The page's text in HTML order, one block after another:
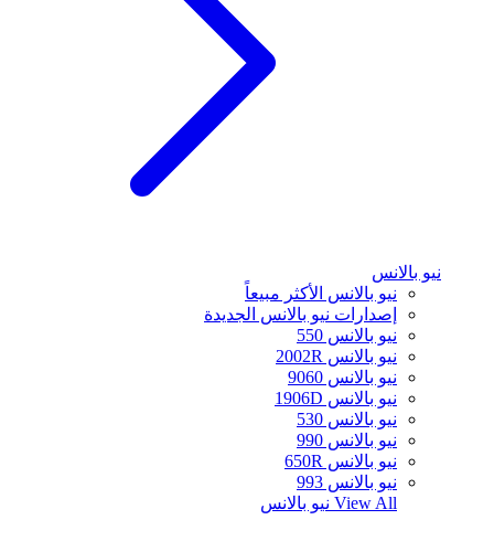
نيو بالانس
نيو بالانس الأكثر مبيعاً
إصدارات نيو بالانس الجديدة
نيو بالانس 550
نيو بالانس 2002R
نيو بالانس 9060
نيو بالانس 1906D
نيو بالانس 530
نيو بالانس 990
نيو بالانس 650R
نيو بالانس 993
View All نيو بالانس